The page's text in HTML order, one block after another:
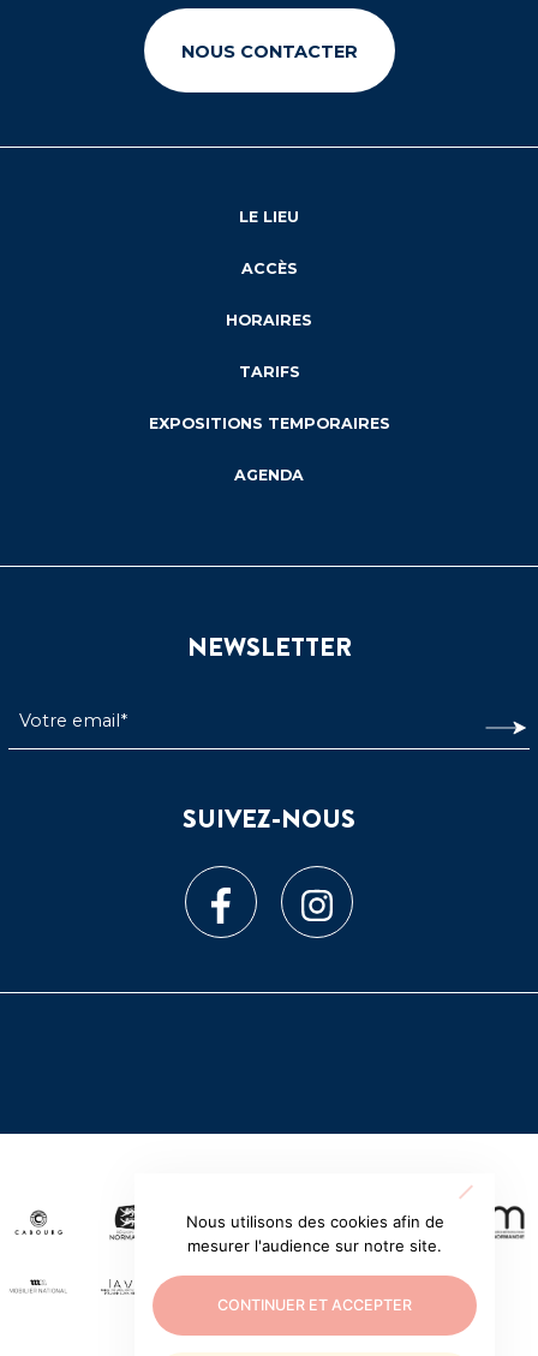
NOUS CONTACTER
LE LIEU
ACCÈS
HORAIRES
TARIFS
EXPOSITIONS TEMPORAIRES
AGENDA
NEWSLETTER
SUIVEZ-NOUS
Nous utilisons des cookies afin de
mesurer l'audience sur notre site.
CONTINUER ET ACCEPTER